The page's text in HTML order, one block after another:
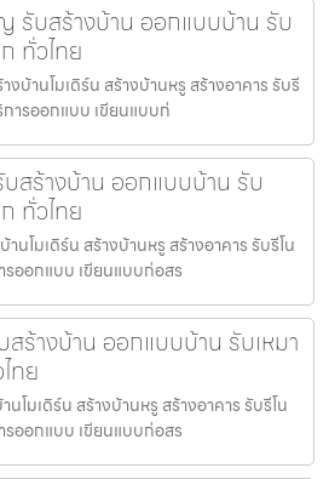
รับสร้างบ้าน ออกแบบบ้าน รับ
ทั่วไทย
บ้านโมเดิร์น สร้างบ้านหรู สร้างอาคาร รับรี
ารออกแบบ เขียนแบบก่
สร้างบ้าน ออกแบบบ้าน รับ
ทั่วไทย
นโมเดิร์น สร้างบ้านหรู สร้างอาคาร รับรีโน
รออกแบบ เขียนแบบก่อสร
ร้างบ้าน ออกแบบบ้าน รับเหมา
ทย
โมเดิร์น สร้างบ้านหรู สร้างอาคาร รับรีโน
รออกแบบ เขียนแบบก่อสร